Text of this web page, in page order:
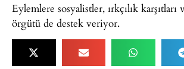
Eylemlere sosyalistler, ırkçılık
örgütü de destek veriyor.